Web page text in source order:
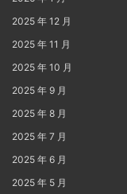
2025 年 12 月
2025 年 11 月
2025 年 10 月
2025 年 9 月
2025 年 8 月
2025 年 7 月
2025 年 6 月
2025 年 5 月